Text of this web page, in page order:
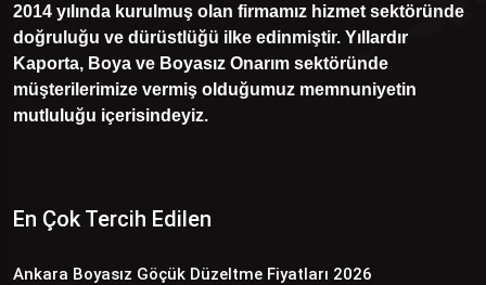
2014 yılında kurulmuş olan firmamız hizmet sektöründe
doğruluğu ve dürüstlüğü ilke edinmiştir. Yıllardır
Kaporta, Boya ve Boyasız Onarım sektöründe
müşterilerimize vermiş olduğumuz memnuniyetin
mutluluğu içerisindeyiz.
En Çok Tercih Edilen
Ankara Boyasız Göçük Düzeltme Fiyatları 2026